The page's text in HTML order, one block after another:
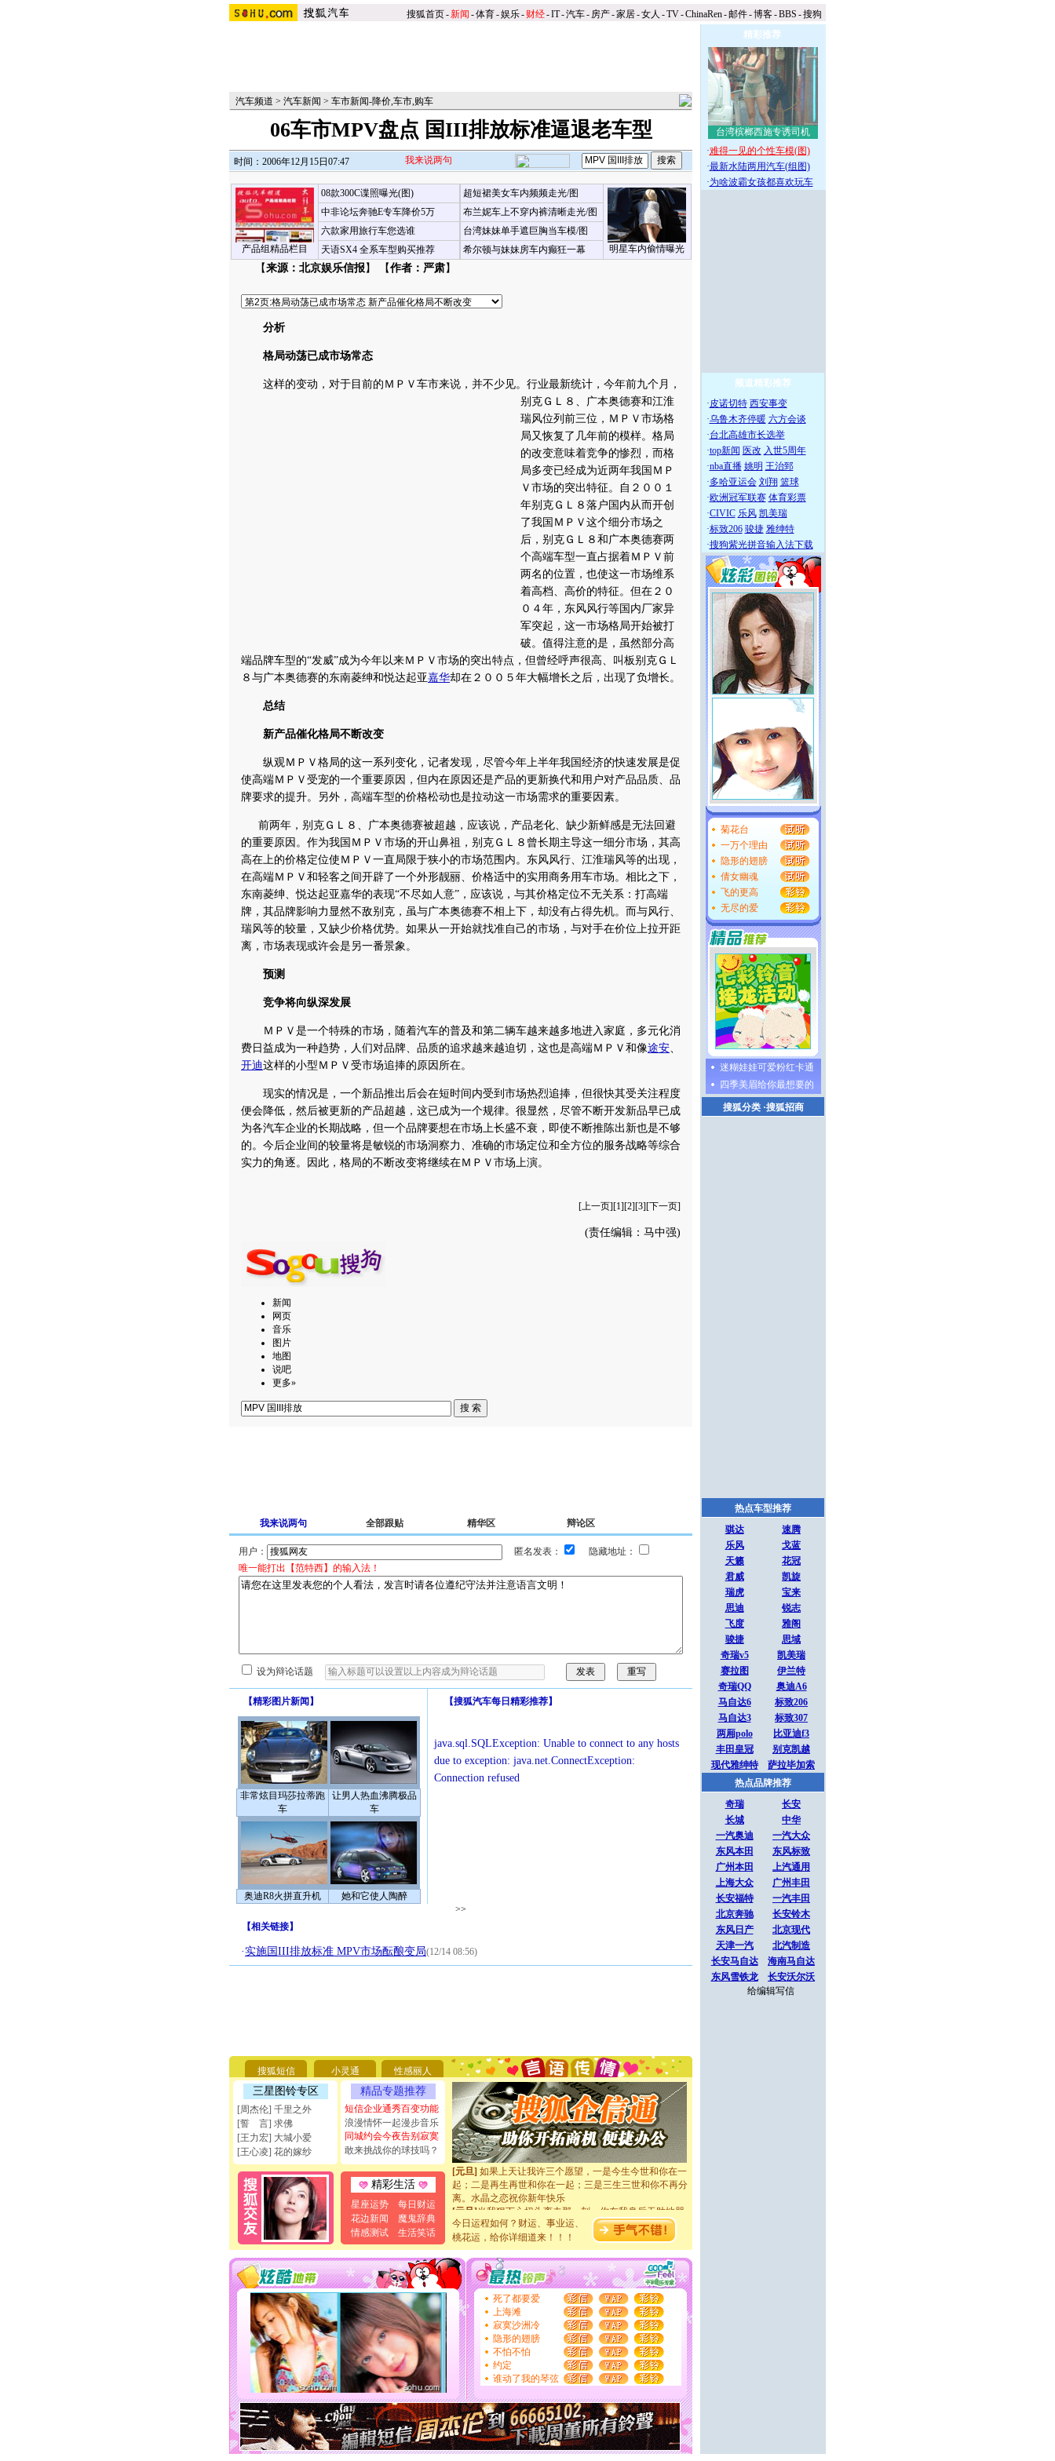
搜狐首页-新闻 -体育-娱乐- 财经-IT-汽车- 房产-家居-女人 -TV-ChinaRen-邮件-博客-BBS -搜狗
汽车频道 > 汽车新闻 > 车市新闻-降价,车市,购车
06车市MPV盘点 国III排放标准逼退老车型
时间：2006年12月15日07:47 我来说两句
产品组精品栏目
08款300C谍照曝光(图)
中非论坛奔驰E专车降价5万
六款家用旅行车您选谁
天语SX4 全系车型购买推荐
超短裙美女车内频频走光/图
明星车内偷情曝光
布兰妮车上不穿内裤清晰走光/图
台湾妹妹单手遮巨胸当车模/图
希尔顿与妹妹房车内癫狂一幕
【来源：北京娱乐信报】 【作者：严肃】
分析
格局动荡已成市场常态
这样的变动，对于目前的ＭＰＶ车市来说，并不少见。 行业最新统计，今年前九个月，
别克ＧＬ８、广本奥德赛和江淮
瑞风位列前三位，ＭＰＶ市场格
局又恢复了几年前的模样。格局
的改变意味着竞争的惨烈，而格
局多变已经成为近两年我国ＭＰ
Ｖ市场的突出特征。自２００１
年别克ＧＬ８落户国内从而开创
了我国ＭＰＶ这个细分市场之
后，别克ＧＬ８和广本奥德赛两
个高端车型一直占据着ＭＰＶ前
两名的位置，也使这一市场维系
着高档、高价的特征。但在２０
０４年，东风风行等国内厂家异
军突起，这一市场格局开始被打
破。值得注意的是，虽然部分高
端品牌车型的“发威”成为今年以来ＭＰＶ市场的突出特点，但曾经呼声很高、叫板别克ＧＬ
８与广本奥德赛的东南菱绅和悦达起亚嘉华却在２００５年大幅增长之后，出现了负增长。
总结
新产品催化格局不断改变
纵观ＭＰＶ格局的这一系列变化，记者发现，尽管今年上半年我国经济的快速发展是促
使高端ＭＰＶ受宠的一个重要原因，但内在原因还是产品的更新换代和用户对产品品质、品
牌要求的提升。另外，高端车型的价格松动也是拉动这一市场需求的重要因素。
前两年，别克ＧＬ８、广本奥德赛被超越，应该说，产品老化、缺少新鲜感是无法回避
的重要原因。作为我国ＭＰＶ市场的开山鼻祖，别克ＧＬ８曾长期主导这一细分市场，其高
高在上的价格定位使ＭＰＶ一直局限于狭小的市场范围内。东风风行、江淮瑞风等的出现，
在高端ＭＰＶ和轻客之间开辟了一个外形靓丽、价格适中的实用商务用车市场。相比之下，
东南菱绅、悦达起亚嘉华的表现“不尽如人意”，应该说，与其价格定位不无关系：打高端
牌，其品牌影响力显然不敌别克，虽与广本奥德赛不相上下，却没有占得先机。而与风行、
瑞风等的较量，又缺少价格优势。如果从一开始就找准自己的市场，与对手在价位上拉开距
离，市场表现或许会是另一番景象。
预测
竞争将向纵深发展
ＭＰＶ是一个特殊的市场，随着汽车的普及和第二辆车越来越多地进入家庭，多元化消
费日益成为一种趋势，人们对品牌、品质的追求越来越迫切，这也是高端ＭＰＶ和像途安、
开迪这样的小型ＭＰＶ受市场追捧的原因所在。
现实的情况是，一个新品推出后会在短时间内受到市场热烈追捧，但很快其受关注程度
便会降低，然后被更新的产品超越，这已成为一个规律。很显然，尽管不断开发新品早已成
为各汽车企业的长期战略，但一个品牌要想在市场上长盛不衰，即使不断推陈出新也是不够
的。今后企业间的较量将是敏锐的市场洞察力、准确的市场定位和全方位的服务战略等综合
实力的角逐。因此，格局的不断改变将继续在ＭＰＶ市场上演。
[上一页][1][2][3][下一页]
(责任编辑：马中强)
新闻
网页
音乐
图片
地图
说吧
更多»
我来说两句 全部跟贴 精华区 辩论区
用户： 匿名发表：
隐藏地址：
唯一能打出【范特西】的输入法！
设为辩论话题
【精彩图片新闻 】
非常炫目玛莎拉蒂跑
车
让男人热血沸腾极品
车
奥迪R8火拼直升机 她和它使人陶醉
【搜狐汽车每日精彩推荐】
java.sql.SQLException: Unable to connect to any hosts
due to exception: java.net.ConnectException:
Connection refused
>>
【相关链接】
·实施国III排放标准 MPV市场酝酿变局(12/14 08:56)
搜狐短信 小灵通 性感丽人
三星图铃专区
[周杰伦] 千里之外
[誓 言] 求佛
[王力宏] 大城小爱
[王心凌] 花的嫁纱
精品专题推荐
短信企业通秀百变功能
浪漫情怀一起漫步音乐
同城约会今夜告别寂寞
敢来挑战你的球技吗？
精彩生活
星座运势
每日财运
花边新闻
魔鬼辞典
情感测试
生活笑话
[圣诞节]不只这样的日子才会想起你,而是这样的日子才
能正大光明地骚扰你,告诉你,圣诞要快乐!新年要快乐!天
天都要快乐噢!
[圣诞节]奉上一颗祝福的心,在这个特别的日子里,愿幸福,
如意,快乐,鲜花,一切美好的祝愿与你同在.圣诞快乐!
[元旦]看到你我会触电；看不到你我要充电；没有你我会
断电。爱你是我职业，想你是我事业，抱你是我特长，吻
你是我专业！水晶之恋祝你新年快乐
[元旦]如果上天让我许三个愿望，一是今生今世和你在一
起；二是再生再世和你在一起；三是三生三世和你不再分
离。水晶之恋祝你新年快乐
[元旦]当我狠下心扭头离去那一刻，你在我身后无助地哭
泣，这痛楚让我明白我多么爱你。我转身抱住你：这猪不
卖了。水晶之恋祝你新年快乐。
[春节]风柔雨润好月圆，半岛铁盒伴身边，每日尽显开心
颜！冬去春来似水如烟，劳碌人生需尽欢！听一曲轻歌，
道一声平安！新年吉祥万事如愿
[春节]传说薰衣草有四片叶子：第一片叶子是信仰，第二
片叶子是希望，第三片叶子是爱情，第四片叶子是幸运。
送你一棵薰衣草，愿你新年快乐！
[圣诞节]圣诞节到了，想想没什么送给你的，又不打算给
你太多，只有给你五千万：千万快乐！千万要健康！千万
要平安！千万要知足！千万不要忘记我！
[圣诞节]不只这样的日子才会想起你,而是这样的日子才
能正大光明地骚扰你,告诉你,圣诞要快乐!新年要快乐!天
天都要快乐噢!
[圣诞节]奉上一颗祝福的心,在这个特别的日子里,愿幸福,
如意,快乐,鲜花,一切美好的祝愿与你同在.圣诞快乐!
[元旦]看到你我会触电；看不到你我要充电；没有你我会
断电。爱你是我职业，想你是我事业，抱你是我特长，吻
你是我专业！水晶之恋祝你新年快乐
今日运程如何？财运、事业运、
桃花运，给你详细道来！！！
死了都要爱
上海滩
寂寞沙洲冷
隐形的翅膀
不怕不怕
约定
谁动了我的琴弦
精彩推荐
台湾槟榔西施专诱司机
·难得一见的个性车模(图)
·最新水陆两用汽车(组图)
·为啥波霸女孩都喜欢玩车
频道精彩推荐
·皮诺切特 西安事变
·乌鲁木齐停暖 六方会谈
·台北高雄市长选举
·top新闻 医改 入世5周年
·nba直播 姚明 王治郅
·多哈亚运会 刘翔 篮球
·欧洲冠军联赛 体育彩票
·CIVIC 乐风 凯美瑞
·标致206 骏捷 雅绅特
·搜狗紫光拼音输入法下载
菊花台
一万个理由
隐形的翅膀
倩女幽魂
飞的更高
无尽的爱
迷糊娃娃可爱粉红卡通
四季美眉给你最想要的
搜狐分类·搜狐招商
热点车型推荐
骐达
速腾
乐风
戈蓝
天籁
花冠
君威
凯旋
瑞虎
宝来
思迪
锐志
飞度
雅阁
骏捷
思域
奇瑞v5
凯美瑞
赛拉图
伊兰特
奇瑞QQ
奥迪A6
马自达6
标致206
马自达3
标致307
两厢polo
比亚迪f3
丰田皇冠
别克凯越
现代雅绅特
萨拉毕加索
热点品牌推荐
奇瑞
长安
长城
中华
一汽奥迪
一汽大众
东风本田
东风标致
广州本田
上汽通用
上海大众
广州丰田
长安福特
一汽丰田
北京奔驰
长安铃木
东风日产
北京现代
天津一汽
北汽制造
长安马自达
海南马自达
东风雪铁龙
长安沃尔沃
给编辑写信